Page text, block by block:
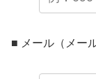
■ メール（メー